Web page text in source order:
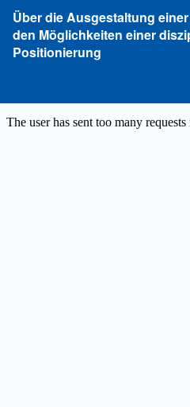
Artikeldetails
zurückkehren
Über die Ausgestaltung
den Möglichkeiten einer
Positionierung